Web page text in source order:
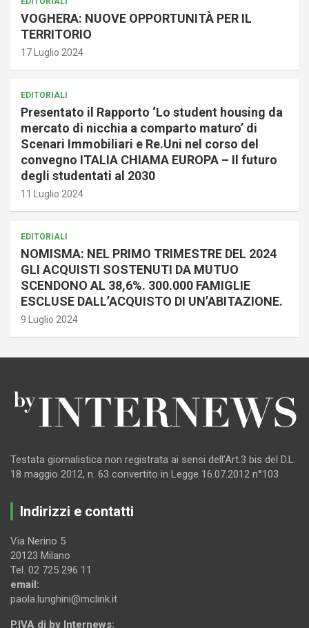
VOGHERA: NUOVE OPPORTUNITÀ PER IL
TERRITORIO
17 Luglio 2024
EDITORIALI
Presentato il Rapporto ‘Lo student housing da
mercato di nicchia a comparto maturo’ di
Scenari Immobiliari e Re.Uni nel corso del
convegno ITALIA CHIAMA EUROPA – Il futuro
degli studentati al 2030
11 Luglio 2024
EDITORIALI
NOMISMA: NEL PRIMO TRIMESTRE DEL 2024
GLI ACQUISTI SOSTENUTI DA MUTUO
SCENDONO AL 38,6%. 300.000 FAMIGLIE
ESCLUSE DALL’ACQUISTO DI UN’ABITAZIONE.
9 Luglio 2024
Testata giornalistica non registrata ai sensi dell’Art.3 bis del D.L.
18 maggio 2012, n. 63 convertito in Legge 16.07.2012 n°103
Indirizzi e contatti
Via Nerino 5
20123 Milano
Tel. 02 725 296 11
email:
paola.lunghini@mclink.it
P.IVA di by Internews: